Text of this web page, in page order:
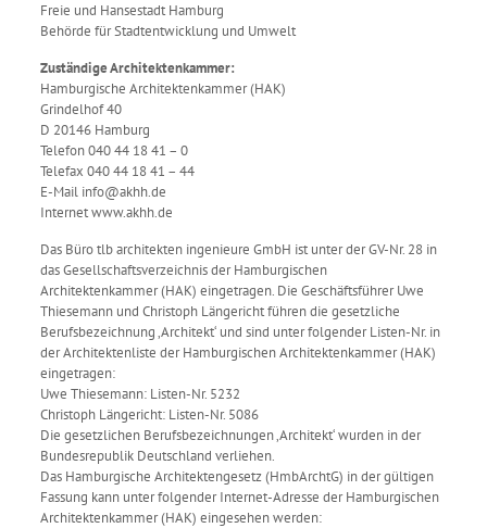
Freie und Hansestadt Hamburg
Behörde für Stadtentwicklung und Umwelt
Zuständige Architektenkammer:
Hamburgische Architektenkammer (HAK)
Grindelhof 40
D 20146 Hamburg
Telefon 040 44 18 41 – 0
Telefax 040 44 18 41 – 44
E-Mail info@akhh.de
Internet www.akhh.de
Das Büro tlb architekten ingenieure GmbH ist unter der GV-Nr. 28 in
das Gesellschaftsverzeichnis der Hamburgischen
Architektenkammer (HAK) eingetragen. Die Geschäftsführer Uwe
Thiesemann und Christoph Längericht führen die gesetzliche
Berufsbezeichnung ‚Architekt‘ und sind unter folgender Listen-Nr. in
der Architektenliste der Hamburgischen Architektenkammer (HAK)
eingetragen:
Uwe Thiesemann: Listen-Nr. 5232
Christoph Längericht: Listen-Nr. 5086
Die gesetzlichen Berufsbezeichnungen ‚Architekt‘ wurden in der
Bundesrepublik Deutschland verliehen.
Das Hamburgische Architektengesetz (HmbArchtG) in der gültigen
Fassung kann unter folgender Internet-Adresse der Hamburgischen
Architektenkammer (HAK) eingesehen werden: